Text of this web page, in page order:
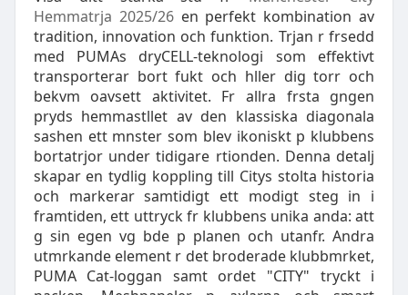
Hemmatrja 2025/26en perfekt kombination av
tradition, innovation och funktion. Trjan r frsedd
med PUMAs dryCELL-teknologi som effektivt
transporterar bort fukt och hller dig torr och
bekvm oavsett aktivitet. Fr allra frsta gngen
pryds hemmastllet av den klassiska diagonala
sashen ett mnster som blev ikoniskt p klubbens
bortatrjor under tidigare rtionden. Denna detalj
skapar en tydlig koppling till Citys stolta historia
och markerar samtidigt ett modigt steg in i
framtiden, ett uttryck fr klubbens unika anda: att
g sin egen vg bde p planen och utanfr. Andra
utmrkande element r det broderade klubbmrket,
PUMA Cat-loggan samt ordet "CITY" tryckt i